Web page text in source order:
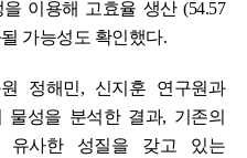
을 이용해 고효율 생산(54.57
가능성도 확인했다.
정해민, 신지훈 연구원과
물성을 분석한 결과, 기존의
유사한 성질을 갖고 있는